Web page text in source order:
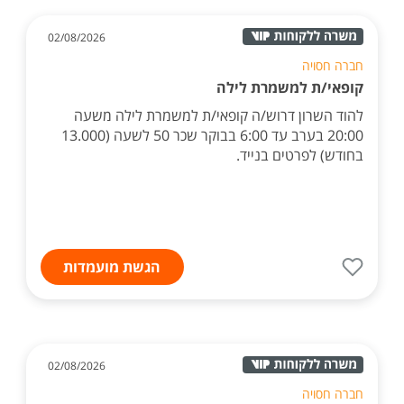
02/08/2026
חברה חסויה
קופאי/ת למשמרת לילה
להוד השרון דרוש/ה קופאי/ת למשמרת לילה משעה
20:00 בערב עד 6:00 בבוקר שכר 50 לשעה (13.000
בחודש) לפרטים בנייד.
הגשת מועמדות
02/08/2026
חברה חסויה